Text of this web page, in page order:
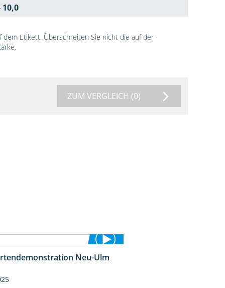
10,0
Etikett. Überschreiten Sie nicht die auf der
ZUM VERGLEICH (0)
7:10
Neu-Ulm